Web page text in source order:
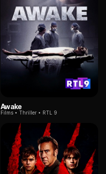
Awake
Films Thriller RTL 9